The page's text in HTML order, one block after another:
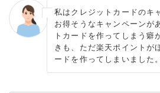
私はクレジットカードのキ
お得そうなキャンペーンが
トカードを作ってしまう癖
きも、ただ楽天ポイントが
ードを作ってしまいました。